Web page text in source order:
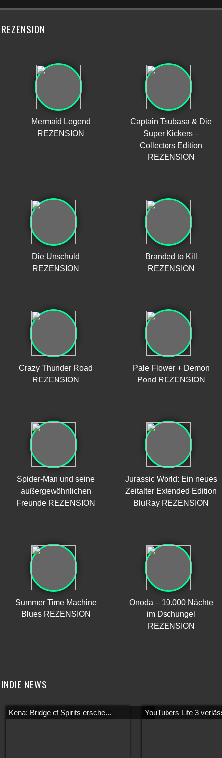
REZENSION
Mermaid Legend
REZENSION
Captain Tsubasa & Die
Super Kickers –
Collectors Edition
REZENSION
Die Unschuld
REZENSION
Branded to Kill
REZENSION
Crazy Thunder Road
REZENSION
Pale Flower + Demon
Pond REZENSION
Spider-Man und seine
außergewöhnlichen
Freunde REZENSION
Jurassic World: Ein neues
Zeitalter Extended Edition
BluRay REZENSION
Summer Time Machine
Blues REZENSION
Onoda – 10.000 Nächte
im Dschungel
REZENSION
INDIE NEWS
Kena: Bridge of Spirits ersche... YouTubers Life 3